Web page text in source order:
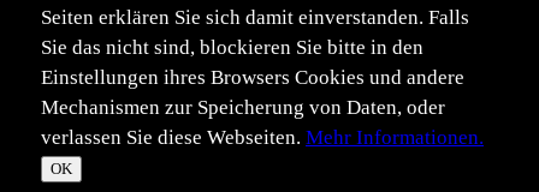
Seiten erklären Sie sich damit einverstanden. Falls
Sie das nicht sind, blockieren Sie bitte in den
Einstellungen ihres Browsers Cookies und andere
Mechanismen zur Speicherung von Daten, oder
verlassen Sie diese Webseiten. Mehr Informationen.
OK